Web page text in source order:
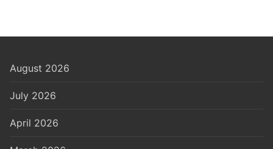
August 2026
July 2026
April 2026